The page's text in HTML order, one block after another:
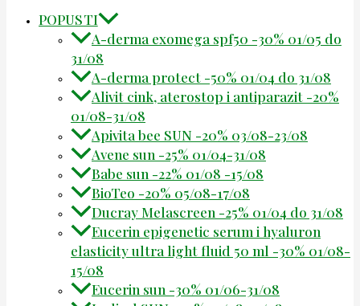
POPUSTI
A-derma exomega spf50 -30% 01/05 do
31/08
A-derma protect -50% 01/04 do 31/08
Alivit cink, aterostop i antiparazit -20%
01/08-31/08
Apivita bee SUN -20% 03/08-23/08
Avene sun -25% 01/04-31/08
Babe sun -22% 01/08 -15/08
BioTeo -20% 05/08-17/08
Ducray Melascreen -25% 01/04 do 31/08
Eucerin epigenetic serum i hyaluron
elasticity ultra light fluid 50 ml -30% 01/08-
15/08
Eucerin sun -30% 01/06-31/08